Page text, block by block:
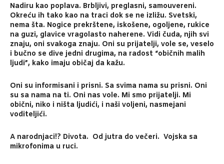
Nadiru kao poplava. Brbljivi, preglasni, samouvereni.
Okreću ih tako kao na traci dok se ne izližu. Svetski,
nema šta. Nogice prekrštene, iskošene, ogoljene, rukice
na guzi, glavice vragolasto naherene. Vidi čuda, njih svi
znaju, oni svakoga znaju. Oni su prijatelji, vole se, veselo
i bučno se dive jedni drugima, na radost “običnih malih
ljudi”, kako imaju običaj da kažu.
Oni su informisani i prisni. Sa svima nama su prisni. Oni
su sa nama na ti. Oni nas vole. Mi smo prijatelji. Mi
obični, niko i ništa ljudići, i naši voljeni, nasmejani
voditeljići.
A narodnjaci!? Divota. Od jutra do večeri. Vojska sa
mikrofonima u ruci.